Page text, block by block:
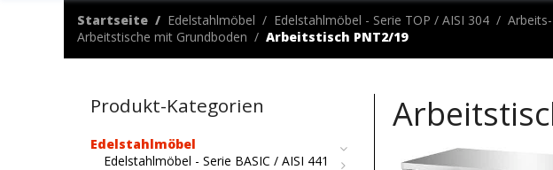
Startseite Edelstahlmöbel Edelstahlmöbel - Serie TOP / AISI 304
Arbeitstische mit Grundboden
Arbeitstisch PNT2/19
Produkt-Kategorien
Edelstahlmöbel
Edelstahlmöbel - Serie BASIC / AISI 441